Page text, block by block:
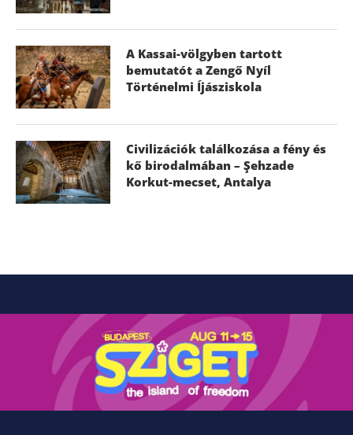
A Kassai-völgyben tartott
bemutatót a Zengő Nyíl
Történelmi Íjásziskola
Civilizációk találkozása a fény és
kő birodalmában – Şehzade
Korkut-mecset, Antalya